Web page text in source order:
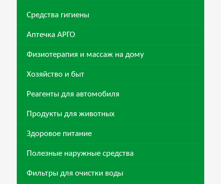
Средства гигиены
Аптечка АРГО
Физиотерапия и массаж на дому
Хозяйство и быт
Реагенты для автомобиля
Продукты для животных
Здоровое питание
Полезные наружные средства
Фильтры для очистки воды